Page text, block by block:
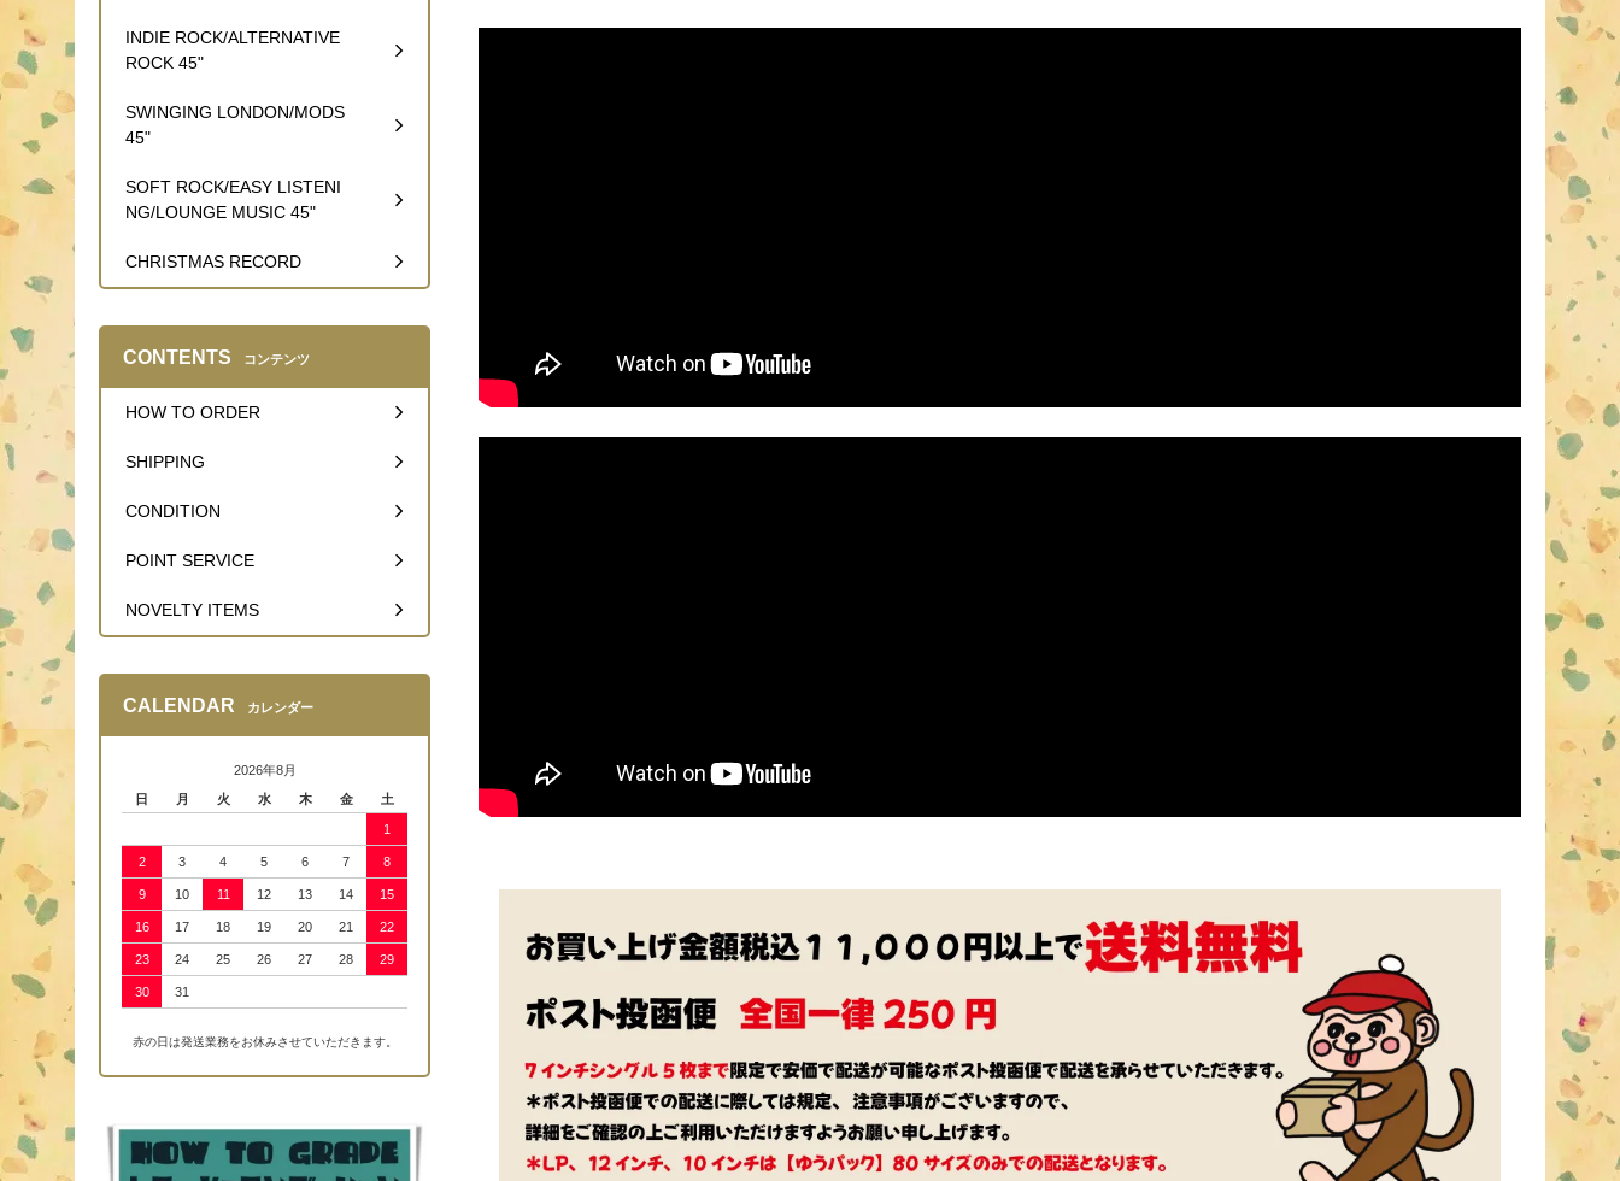
INDIE ROCK/ALTERNATIVE
ROCK 45"
SWINGING LONDON/MODS
45"
SOFT ROCK/EASY LISTENI
NG/LOUNGE MUSIC 45"
CHRISTMAS RECORD
CONTENTS コンテンツ
HOW TO ORDER
SHIPPING
CONDITION
POINT SERVICE
NOVELTY ITEMS
CALENDAR カレンダー
2026年8月
日
月 火 水 木 金 土
1
2 3 4 5 6 7 8
9 10 11 12 13 14 15
16 17 18 19 20 21 22
23 24 25 26 27 28 29
30 31
赤の日は発送業務をお休みさせていただきます。